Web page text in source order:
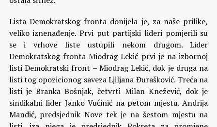
Lista Demokratskog fronta donijela je, za naše prilike,
veliko iznenađenje. Prvi put partijski lideri pomjerili su
se i vrhove liste ustupili nekom drugom. Lider
Demokratskog fronta Miodrag Lekić prvi je na izbornoj
listi Demokratski front – Miodrag Lekić, dok je druga na
listi tog opozicionog saveza Ljiljana Đurašković. Treća na
listi je Branka Bošnjak, četvrti Milan Knežević, dok je
sindikalni lider Janko Vučinić na petom mjestu. Andrija
Mandić, predsjednik Nove tek je na šestom mjestu na